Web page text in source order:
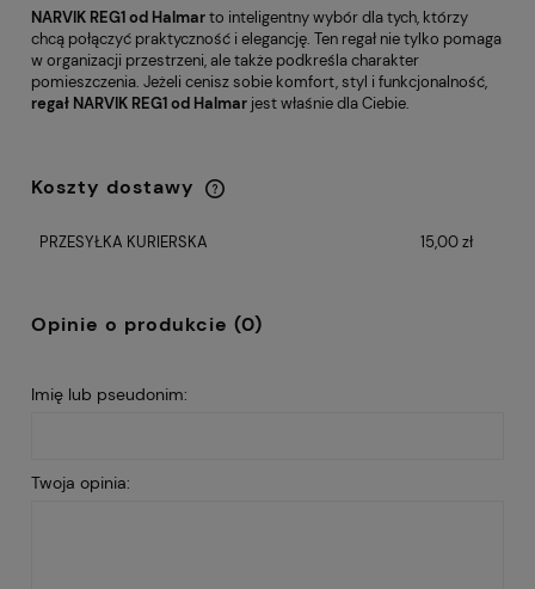
NARVIK REG1 od Halmarto inteligentny wybór dla tych, którzy
chcą połączyć praktyczność i elegancję. Ten regał nie tylko pomaga
w organizacji przestrzeni, ale także podkreśla charakter
pomieszczenia. Jeżeli cenisz sobie komfort, styl i funkcjonalność,
regał NARVIK REG1 od Halmar jest właśnie dla Ciebie.
Koszty dostawy
Cena nie zawiera ewentualnych kosztów
PRZESYŁKA KURIERSKA
15,00 zł
Opinie o produkcie (0)
Imię lub pseudonim:
Twoja opinia: